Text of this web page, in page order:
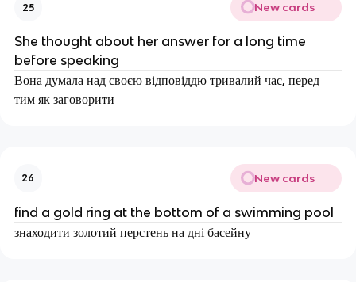
25 New cards
She thought about her answer for a long time
before speaking
Вона думала над своєю відповіддю тривалий час, перед
тим як заговорити
26 New cards
find a gold ring at the bottom of a swimming pool
знаходити золотий перстень на дні басейну